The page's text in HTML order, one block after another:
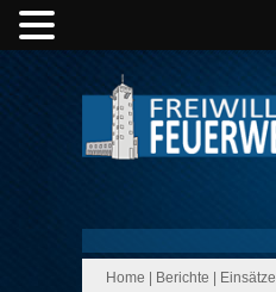
Home Berichte
Einsätze